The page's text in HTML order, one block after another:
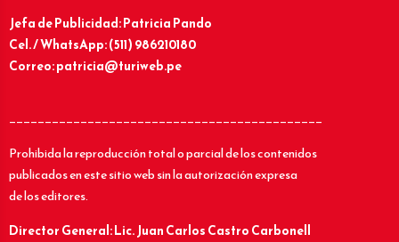
Jefa de Publicidad: Patricia Pando
Cel. / WhatsApp: (511) 986210180
Correo: patricia@turiweb.pe
____________________________________________
Prohibida la reproducción total o parcial de los contenidos
publicados en este sitio web sin la autorización expresa
de los editores.
Director General: Lic.Juan Carlos Castro Carbonell